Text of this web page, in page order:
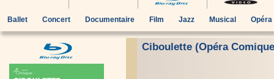
Ballet Concert Documentaire Film Jazz Musical Opéra
Ciboulette (Opéra